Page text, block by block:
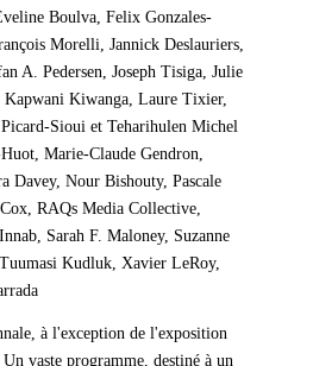
Boulva, Felix Gonzales-
Morelli, Jannick Deslauriers,
A. Pedersen, Joseph Tisiga, Julie
Kapwani Kiwanga, Laure Tixier,
Sioui et Teharihulen Michel
Marie-Claude Gendron,
Davey, Nour Bishouty, Pascale
RAQs Media Collective,
Sarah F. Maloney, Suzanne
Kudluk, Xavier LeRoy,
à l'exception de l'exposition
vaste programme, destiné à un